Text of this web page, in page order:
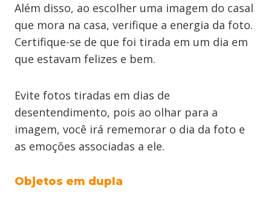
Além disso, ao escolher uma imagem do casal
que mora na casa, verifique a energia da foto.
Certifique-se de que foi tirada em um dia em
que estavam felizes e bem.
Evite fotos tiradas em dias de
desentendimento, pois ao olhar para a
imagem, você irá rememorar o dia da foto e
as emoções associadas a ele.
Objetos em dupla